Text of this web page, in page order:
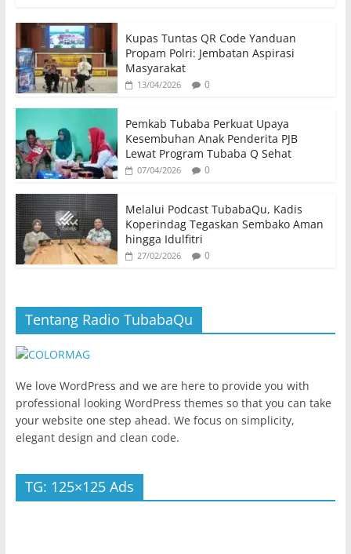
Kupas Tuntas QR Code Yanduan
Propam Polri: Jembatan Aspirasi
Masyarakat
13/04/2026 0
Pemkab Tubaba Perkuat Upaya
Kesembuhan Anak Penderita PJB
Lewat Program Tubaba Q Sehat
07/04/2026 0
Melalui Podcast TubabaQu, Kadis
Koperindag Tegaskan Sembako Aman
hingga Idulfitri
27/02/2026 0
Tentang Radio TubabaQu
We love WordPress and we are here to provide you with
professional looking WordPress themes so that you can take
your website one step ahead. We focus on simplicity,
elegant design and clean code.
TG: 125×125 Ads